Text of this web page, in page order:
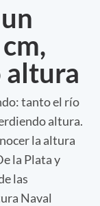
altura
tanto el río
altura.
la altura
la Plata y
las
Naval